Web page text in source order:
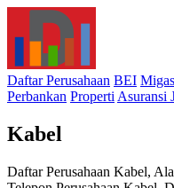
Daftar Perusahaan BEI Migas
Perbankan Properti Asuransi
Kabel
Daftar Perusahaan Kabel,